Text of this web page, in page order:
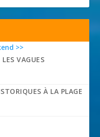
>>
VAGUES
À LA PLAGE